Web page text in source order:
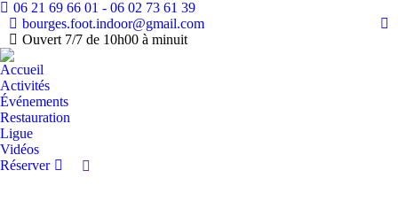
06 21 69 66 01 - 06 02 73 61 39
bourges.foot.indoor@gmail.com
Ouvert 7/7 de 10h00 à minuit
Accueil
Activités
Événements
Restauration
Ligue
Vidéos
Réserver
Recherche